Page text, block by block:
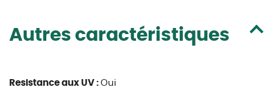
Autres caractéristiques
Resistance aux UV : Oui